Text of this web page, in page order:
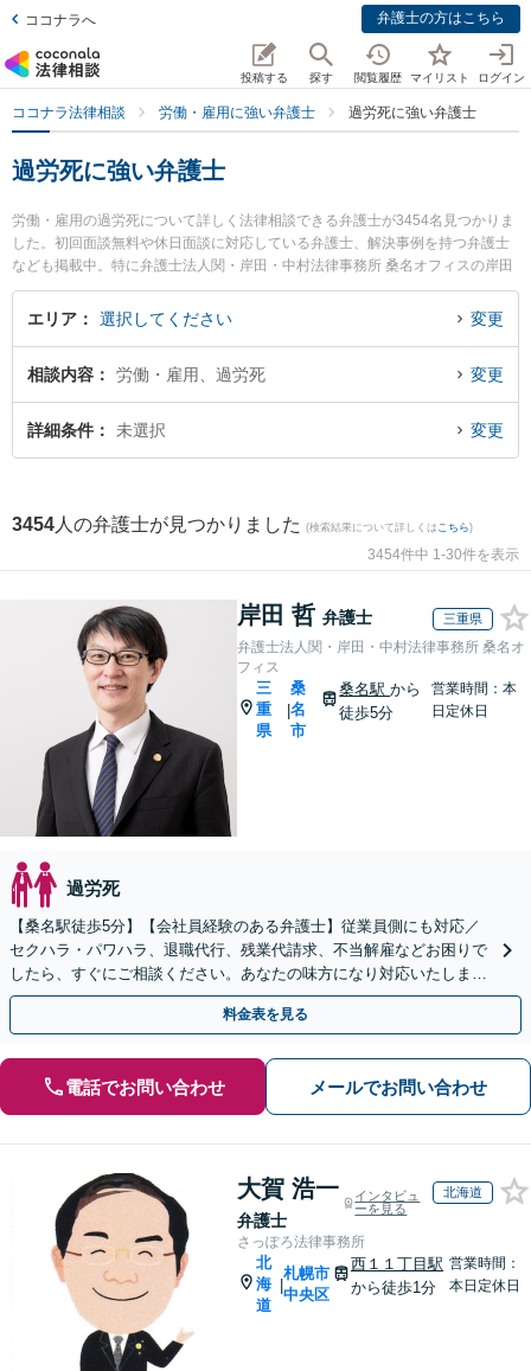
ココナラへ 弁護士の方はこちら
投稿する 探す 閲覧履歴 マイリスト ログイン
ココナラ法律相談 労働・雇用に強い弁護士 過労死に強い弁護士
過労死に強い弁護士
労働・雇用の過労死について詳しく法律相談できる弁護士が3454名見つかりま
した。初回面談無料や休日面談に対応している弁護士、解決事例を持つ弁護士
なども掲載中。特に弁護士法人関・岸田・中村法律事務所 桑名オフィスの岸田
哲弁護士やさっぽろ法律事務所の大賀 浩一弁護士、弁護士法人東京新宿法律事
務所の岩壁 美莉弁護士のプロフィール情報や弁護士費用、強みなどが注目され
ています。東京や大阪、名古屋といった大都市圏の弁護士から福岡、札幌、仙
の方は是非ご利用ください。『東京都内で土日や夜間に発生した過労死のトラ
ブルを今すぐに弁護士に相談したい』『過労死のトラブル解決の実績豊富な大
阪の弁護士を検索したい』『初回相談無料で過労死の問題を法律相談できる名
エリア 選択してください 変更
相談内容 労働・雇用、過労死 変更
詳細条件 未選択 変更
3454 人の弁護士が見つかりました (検索結果について詳しくは こちら)
3454件中 1-30件を表示
岸田 哲 弁護士 三重県
弁護士法人関・岸田・中村法律事務所 桑名オ
フィス
三
重
県
|
桑
名
市
桑名駅から
徒歩5分
営業時間：本
日定休日
過労死
【桑名駅徒歩5分】【会社員経験のある弁護士】従業員側にも対応／
セクハラ・パワハラ、退職代行、残業代請求、不当解雇などお困りで
したら、すぐにご相談ください。あなたの味方になり対応いたしま
す。手遅れになる前に、ご連絡ください。
料金表を見る
電話でお問い合わせ メールでお問い合わせ
大賀 浩一
弁護士
インタビュ
ーを見る
北海道
さっぽろ法律事務所
北
海
道
|
札幌市
中央区
西１１丁目駅
から徒歩1分
営業時間：
本日定休日